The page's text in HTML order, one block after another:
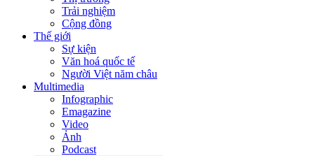
Trải nghiệm
Cộng đồng
Thế giới
Sự kiện
Văn hoá quốc tế
Người Việt năm châu
Multimedia
Infographic
Emagazine
Video
Ảnh
Podcast